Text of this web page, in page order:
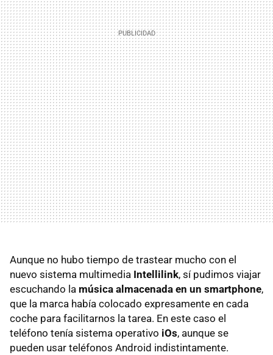
Aunque no hubo tiempo de trastear mucho con el
nuevo sistema multimedia Intellilink, sí pudimos viajar
escuchando la música almacenada en un smartphone,
que la marca había colocado expresamente en cada
coche para facilitarnos la tarea. En este caso el
teléfono tenía sistema operativo iOs, aunque se
pueden usar teléfonos Android indistintamente.